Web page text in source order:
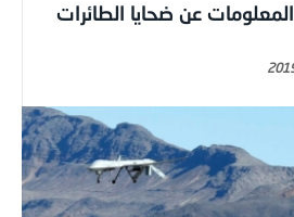
عن ضحايا الطائرات